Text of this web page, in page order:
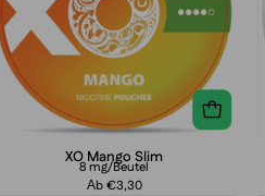
XO Mango Slim
8 mg/Beutel
Аb €3,30